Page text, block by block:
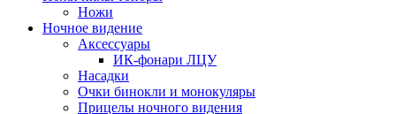
Ножи
Ночное видение
Аксессуары
ИК-фонари ЛЦУ
Насадки
Очки бинокли и монокуляры
Прицелы ночного видения